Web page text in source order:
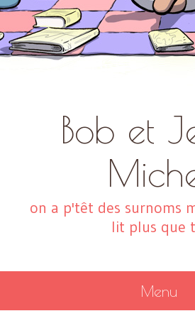
Bob et
on a p'têt des surnoms
lit plus que
Menu